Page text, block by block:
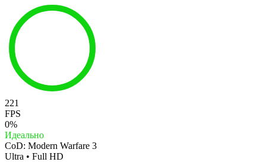
221
FPS
0%
Идеально
CoD: Modern Warfare 3
Ultra • Full HD